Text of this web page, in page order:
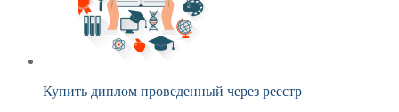
Купить диплом проведенный через реестр